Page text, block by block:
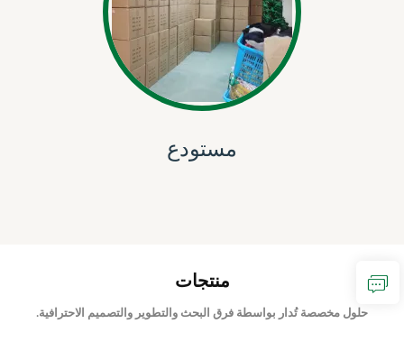
مستودع
منتجات
حلول مخصصة تُدار بواسطة فرق البحث والتطوير والتصميم الاحترافية.